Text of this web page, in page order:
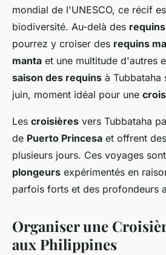
mondial de l'UNESCO, ce récif
biodiversité. Au-delà des
pourrez y croiser des requins
manta et une multitude d'autres
saison des requins à Tubbataha
juin, moment idéal pour une
Les croisières vers Tubbataha
de Puerto Princesa et offrent
plusieurs jours. Ces voyages
plongeurs expérimentés en
parfois forts et des profondeurs
Organiser une
aux Philippines